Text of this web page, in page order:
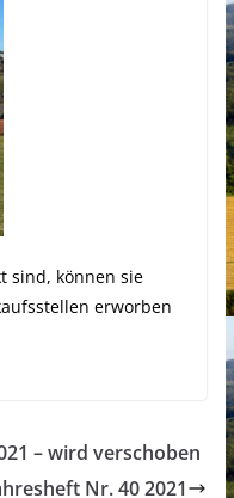
sind, können sie
erworben
– wird verschoben
Nr. 40 2021